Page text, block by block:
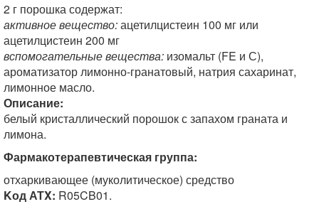
2 г порошка содержат:
активное вещество:ацетилцистеин 100 мг или
ацетилцистеин 200 мг
вспомогательные вещества: изомальт (FE и С),
ароматизатор лимонно-гранатовый, натрия сахаринат,
лимонное масло.
Описание:
белый кристаллический порошок с запахом граната и
лимона.
Фармакотерапевтическая группа:
отхаркивающее (муколитическое) средство
Kод АТX: R05CB01.